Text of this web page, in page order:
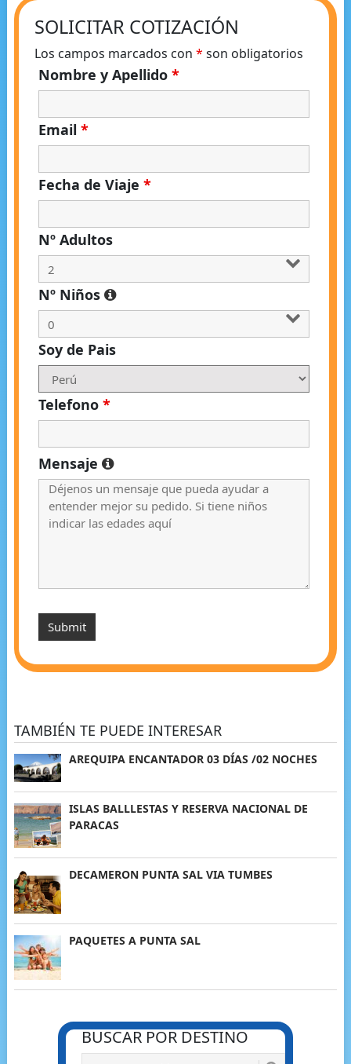
SOLICITAR COTIZACIÓN
Los campos marcados con * son obligatorios
Nombre y Apellido *
Email *
Fecha de Viaje *
Nº Adultos
Nº Niños
Soy de Pais
Telefono *
Mensaje
TAMBIÉN TE PUEDE INTERESAR
AREQUIPA ENCANTADOR 03 DÍAS /02 NOCHES
ISLAS BALLLESTAS Y RESERVA NACIONAL DE
PARACAS
DECAMERON PUNTA SAL VIA TUMBES
PAQUETES A PUNTA SAL
BUSCAR POR DESTINO